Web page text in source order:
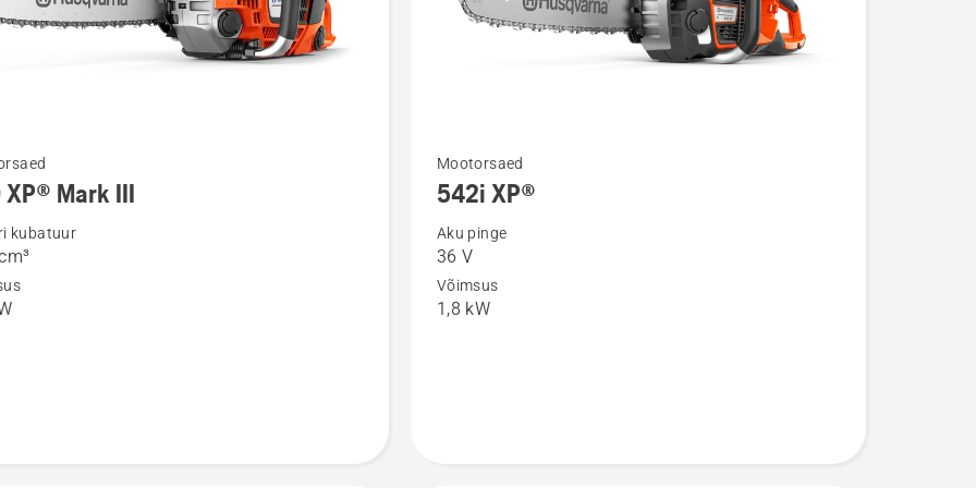
Mark III
kubatuur
Vaata
rohkem
üksikasju
toote
542i
XP®
Mootorsaed
542i XP®
Aku pinge
36 V
Võimsus
1,8 kW